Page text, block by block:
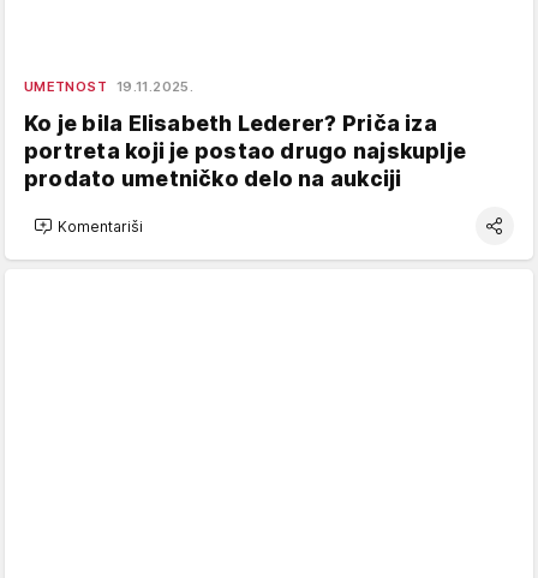
UMETNOST 19.11.2025.
Ko je bila Elisabeth Lederer? Priča iza
portreta koji je postao drugo najskuplje
prodato umetničko delo na aukciji
Komentariši